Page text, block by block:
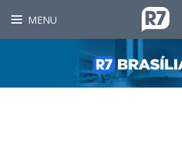
MENU